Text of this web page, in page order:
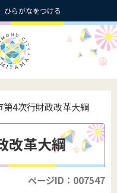
ひらがなをつける
第4次行財政改革大綱
改革大綱
ページID：007547